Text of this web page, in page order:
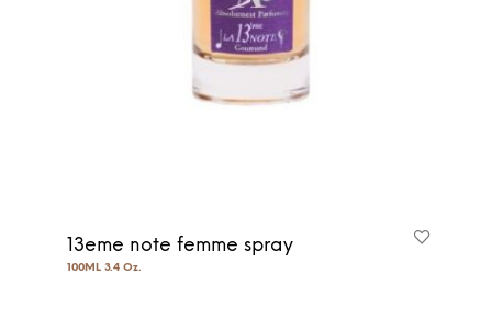
13eme note femme spray
100ML 3.4 Oz.